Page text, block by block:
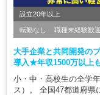
設立20年以上
転勤なし 職種未経験歓迎
大手企業と共同開発の
導入★年収1500万以上
小・中・高校生の全学
ス）。 全国47都道府県